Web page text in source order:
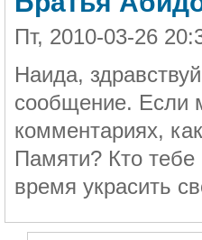
Пт, 2010-03-26
Наида,
сообщение. Если
комментариях,
Памяти? Кто
время украсить